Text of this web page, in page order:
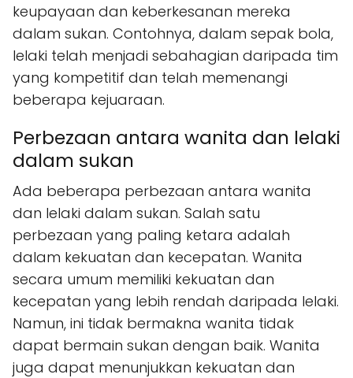
keupayaan dan keberkesanan mereka
dalam sukan. Contohnya, dalam sepak bola,
lelaki telah menjadi sebahagian daripada tim
yang kompetitif dan telah memenangi
beberapa kejuaraan.
Perbezaan antara wanita dan lelaki
dalam sukan
Ada beberapa perbezaan antara wanita
dan lelaki dalam sukan. Salah satu
perbezaan yang paling ketara adalah
dalam kekuatan dan kecepatan. Wanita
secara umum memiliki kekuatan dan
kecepatan yang lebih rendah daripada lelaki.
Namun, ini tidak bermakna wanita tidak
dapat bermain sukan dengan baik. Wanita
juga dapat menunjukkan kekuatan dan